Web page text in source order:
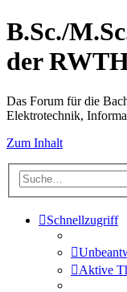
B.Sc./
der
Das Forum für die
Elektrotechnik,
Zum Inhalt
Schnellzugriff
Aktive